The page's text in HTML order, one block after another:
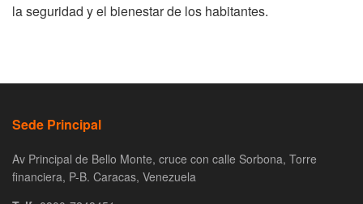
la seguridad y el bienestar de los habitantes.
Sede Principal
Av Principal de Bello Monte, cruce con calle Sorbona, Torre
financiera, P-B. Caracas, Venezuela